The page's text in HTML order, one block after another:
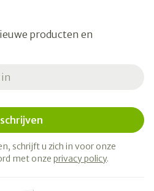
producten en
schrijft u zich in voor onze
met onze privacy policy.